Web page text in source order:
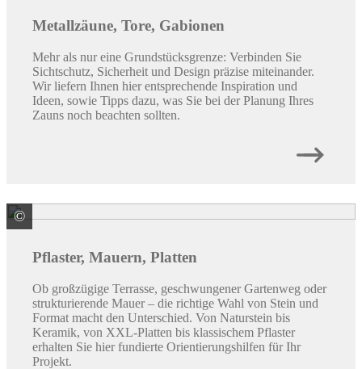
Metallzäune, Tore, Gabionen
Mehr als nur eine Grundstücksgrenze: Verbinden Sie
Sichtschutz, Sicherheit und Design präzise miteinander.
Wir liefern Ihnen hier entsprechende Inspiration und
Ideen, sowie Tipps dazu, was Sie bei der Planung Ihres
Zauns noch beachten sollten.
© REDSUN GmbH & Co. KG
Pflaster, Mauern, Platten
Ob großzügige Terrasse, geschwungener Gartenweg oder
strukturierende Mauer – die richtige Wahl von Stein und
Format macht den Unterschied. Von Naturstein bis
Keramik, von XXL-Platten bis klassischem Pflaster
erhalten Sie hier fundierte Orientierungshilfen für Ihr
Projekt.